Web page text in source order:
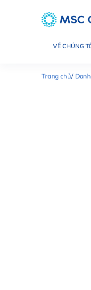
VỀ CHÚNG
Trang chủ